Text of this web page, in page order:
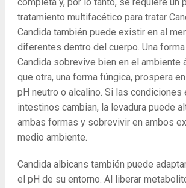
tratamiento multifacético para tratar
Candida también puede existir en al
diferentes dentro del cuerpo. Una
Candida sobrevive bien en el ambiente
que otra, una forma fúngica, prospera
pH neutro o alcalino. Si las condiciones
intestinos cambian, la levadura puede
ambas formas y sobrevivir en ambos
medio ambiente.
Candida albicans también puede
el pH de su entorno. Al liberar